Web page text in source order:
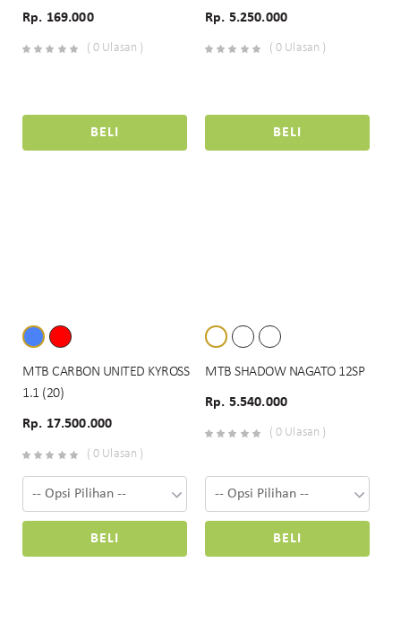
Rp. 169.000
( 0 Ulasan )
BELI
Rp. 5.250.000
( 0 Ulasan )
BELI
MTB CARBON UNITED KYROSS
1.1 (20)
Rp. 17.500.000
( 0 Ulasan )
BELI
MTB SHADOW NAGATO 12SP
Rp. 5.540.000
( 0 Ulasan )
BELI